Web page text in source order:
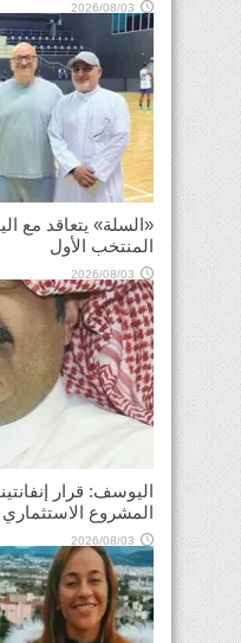
2026/08/03
«السلة» يتعاقد مع
المنتخب الأول
2026/08/03
اليوسف: قرار
المشروع
2026/08/03